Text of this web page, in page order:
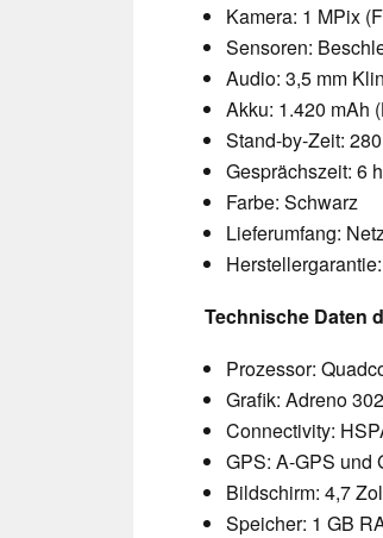
Kamera: 1 MPix
Sensoren:
Audio: 3,5 mm
Akku: 1.420 mAh
Stand-by-Zeit:
Gesprächszeit: 6 h
Farbe: Schwarz
Lieferumfang:
Technische Daten
Prozessor:
Grafik: Adreno 302
Connectivity:
GPS: A-GPS und
Bildschirm: 4,7
Speicher: 1 GB